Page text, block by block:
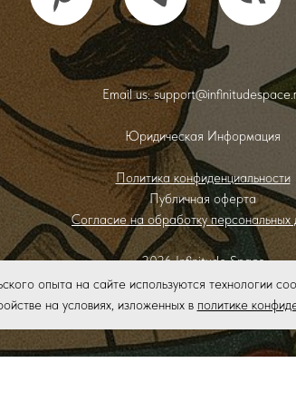
Email us:
Юридическая Информация
Политика конфиденциальности
Публичная оферта
Согласие на обработку персональных
2026 Infinitude Space
Ип Боровко Е.О.
ИНН: 503242313065
опыта на сайте используются технологии
на условиях, изложенных в политике